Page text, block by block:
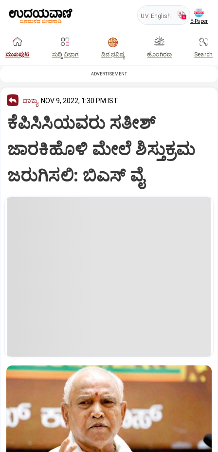
UV English
E-Paper
ಮುಖಪುಟ ಸುದ್ದಿ ವಿಭಾಗ ದಿನ ಭವಿಷ್ಯ ಹೊಂಗಿರಣ Search
ADVERTISEMENT
ರಾಜ್ಯ NOV 9, 2022, 1:30 PM IST
ಕೆಪಿಸಿಸಿಯವರು ಸತೀಶ್
ಜಾರಕಿಹೊಳಿ ಮೇಲೆ ಶಿಸ್ತುಕ್ರಮ
ಜರುಗಿಸಲಿ: ಬಿಎಸ್‌ ವೈ